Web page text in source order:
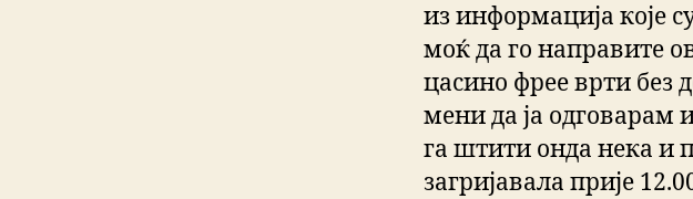
из информација које
моќ да го направите
цасино фрее врти без
мени да ја одговарам
га штити онда нека и
загријавала прије